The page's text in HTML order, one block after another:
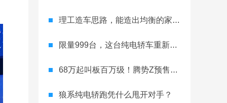
理工造车思路，能造出均衡的家用轿跑吗
限量999台，这台纯电轿车重新定义运动家用
68万起叫板百万级！腾势Z预售开启
狼系纯电轿跑凭什么甩开对手？